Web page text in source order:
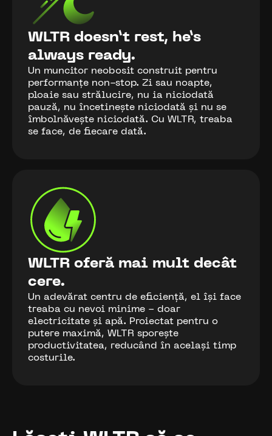
WLTR doesn’t rest, he’s
always ready.
Un muncitor neobosit construit pentru
performanțe non-stop. Zi sau noapte,
ploaie sau strălucire, nu ia niciodată
pauză, nu încetinește niciodată și nu se
îmbolnăvește niciodată. Cu WLTR, treaba
se face, de fiecare dată.
WLTR oferă mai mult decât
cere.
Un adevărat centru de eficiență, el își face
treaba cu nevoi minime - doar
electricitate și apă. Proiectat pentru o
putere maximă, WLTR sporește
productivitatea, reducând în același timp
costurile.